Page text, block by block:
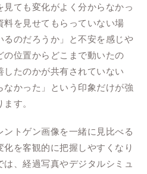
見ても変化がよく分からなかっ
料を見せてもらっていない場
るのだろうか」と不安を感じや
位置からどこまで動いたの
たのかが共有されていない
なかった」という印象だけが強
す。
トゲン画像を一緒に見比べる
を客観的に把握しやすくなり
、経過写真やデジタルシミュ